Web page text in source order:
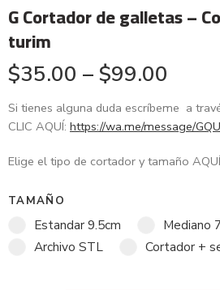
G Cortador de galletas –
turim
$35.00 – $99.00
Si tienes alguna duda escríbeme a
CLIC AQUÍ: https://wa.me/message/
Elige el tipo de cortador y tamaño AQUÍ
TAMAÑO
Estandar 9.5cm Mediano
Archivo STL
Cortador +